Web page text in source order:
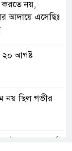
করতে নয়,
আদায়ে এসেছিঃ
২০ আগষ্ট
নয় ছিল গভীর
যোদ্ধা সংবর্ধনা